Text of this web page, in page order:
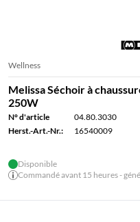
Wellness
Melissa Séchoir à
250W
N° d'article
04.80.3030
Herst.-Art.-Nr.:
16540009
Disponible
Commandé avant 15 heures -